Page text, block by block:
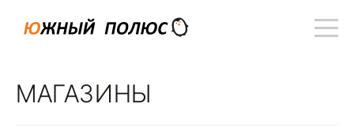
МАГАЗИНЫ